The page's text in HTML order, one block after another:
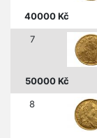
40000 Kč
7
50000 Kč
8